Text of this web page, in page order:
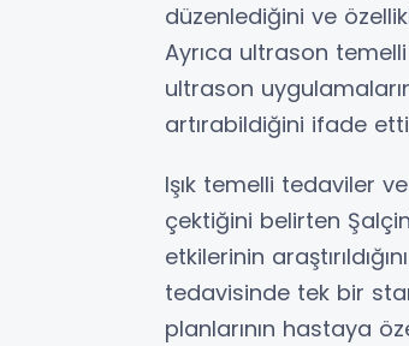
düzenlediğini ve
Ayrıca ultrason
ultrason
artırabildiğini ifade
Işık temelli tedaviler
çektiğini belirten
etkilerinin
tedavisinde tek bir
planlarının hastaya